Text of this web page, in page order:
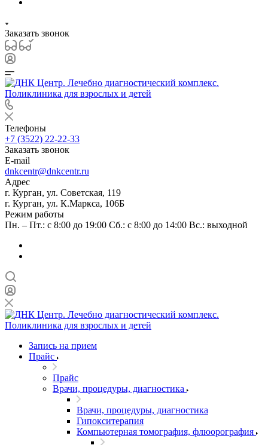
Заказать звонок
Телефоны
+7 (3522) 22-22-33
Заказать звонок
E-mail
dnkcentr@dnkcentr.ru
Адрес
г. Курган, ул. Советская, 119
г. Курган, ул. К.Маркса, 106Б
Режим работы
Пн. – Пт.: с 8:00 до 19:00 Сб.: с 8:00 до 14:00 Вс.: выходной
Запись на прием
Прайс
Прайс
Врачи, процедуры, диагностика
Врачи, процедуры, диагностика
Гипокситерапия
Компьютерная томография, флюорография